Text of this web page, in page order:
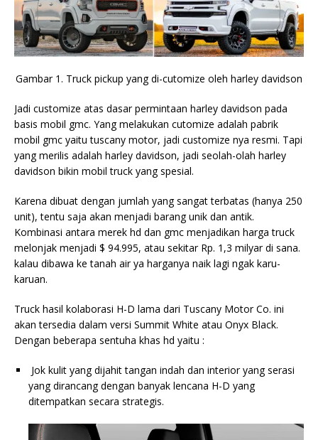
Gambar 1. Truck pickup yang di-cutomize oleh harley davidson
Jadi customize atas dasar permintaan harley davidson pada
basis mobil gmc. Yang melakukan cutomize adalah pabrik
mobil gmc yaitu tuscany motor, jadi customize nya resmi. Tapi
yang merilis adalah harley davidson, jadi seolah-olah harley
davidson bikin mobil truck yang spesial.
Karena dibuat dengan jumlah yang sangat terbatas (hanya 250
unit), tentu saja akan menjadi barang unik dan antik.
Kombinasi antara merek hd dan gmc menjadikan harga truck
melonjak menjadi $ 94.995, atau sekitar Rp. 1,3 milyar di sana.
kalau dibawa ke tanah air ya harganya naik lagi ngak karu-
karuan.
Truck hasil kolaborasi H-D lama dari Tuscany Motor Co. ini
akan tersedia dalam versi Summit White atau Onyx Black.
Dengan beberapa sentuha khas hd yaitu :
Jok kulit yang dijahit tangan indah dan interior yang serasi
yang dirancang dengan banyak lencana H-D yang
ditempatkan secara strategis.